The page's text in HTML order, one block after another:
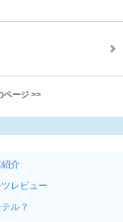
ページ >>
介
レビュー
ル？